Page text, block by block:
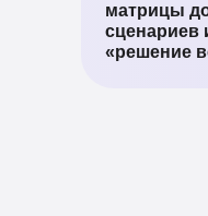
матрицы
сценариев
«решение